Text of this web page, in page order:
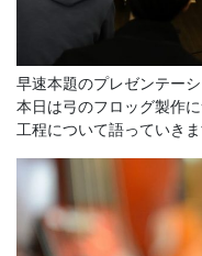
早速本題のプレゼンテー
本日は弓のフロッグ製作
工程について語っていきま